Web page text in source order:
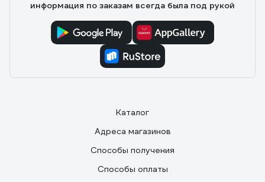
информация по заказам всегда была под рукой
Каталог
Адреса магазинов
Способы получения
Способы оплаты